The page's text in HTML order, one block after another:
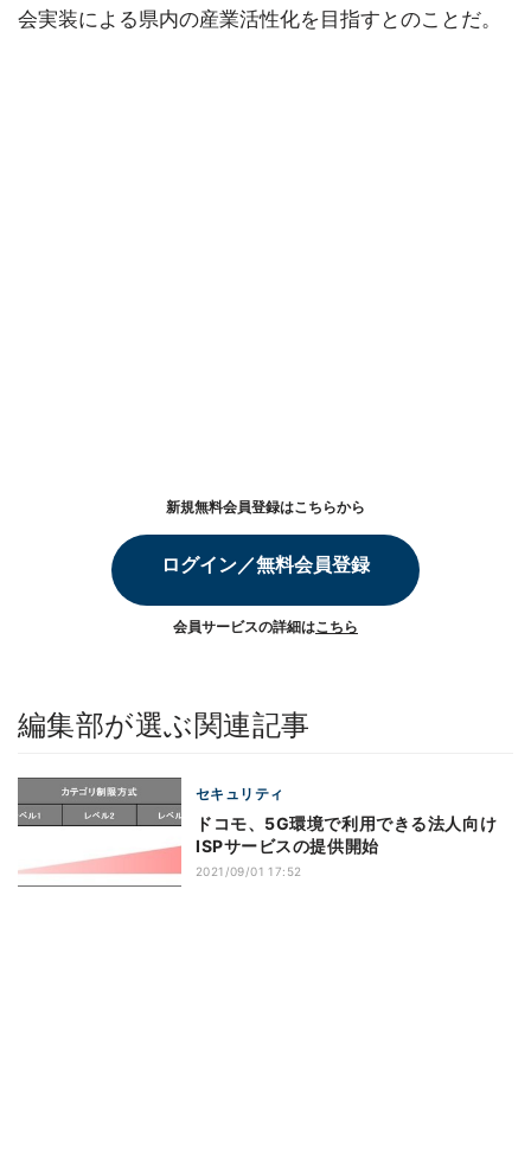
会実装による県内の産業活性化を目指すとのことだ。
新規無料会員登録はこちらから
ログイン／無料会員登録
会員サービスの詳細はこちら
編集部が選ぶ関連記事
セキュリティ
ドコモ、5G環境で利用できる法人向け
ISPサービスの提供開始
2021/09/01 17:52